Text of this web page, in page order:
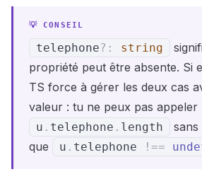
telephone? : string
propriété peut être absente. Si
TS force à gérer les deux cas
valeur : tu ne peux pas appeler
u . telephone . length
que
u . telephone !==